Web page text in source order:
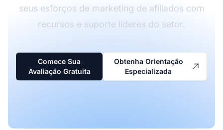
seus esforços de marketing de afiliados com
recursos e suporte líderes do setor.
Comece Sua
Avaliação Gratuita
Obtenha Orientação
Especializada